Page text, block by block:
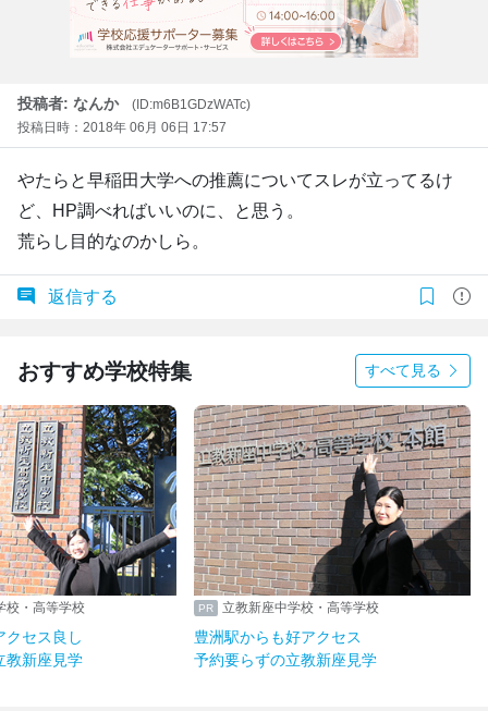
投稿者: なんか
(ID:m6B1GDzWATc)
投稿日時：2018年 06月 06日 17:57
やたらと早稲田大学への推薦についてスレが立ってるけ
ど、HP調べればいいのに、と思う。
荒らし目的なのかしら。
返信する
おすすめ学校特集 すべて見る
校・高等学校
クセス良し
教新座見学
立教新座中学校・高等学校
豊洲駅からも好アクセス
予約要らずの立教新座見学